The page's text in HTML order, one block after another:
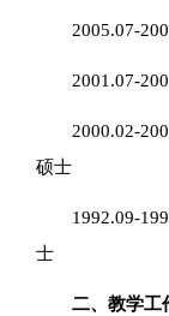
2005.07-
2001.07-
2000.02-
硕士
1992.09-
士
二、教学工